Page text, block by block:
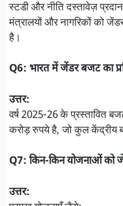
स्टडी और नीति दस्तावेज़
मंत्रालयों और नागरिकों को
है।
Q6: भारत में जेंडर बजट का
उत्तर:
वर्ष 2025-26 के प्रस्तावित
करोड़ रुपये है, जो कुल केंद्रीय
Q7: किन-किन योजनाओं को
उत्तर: